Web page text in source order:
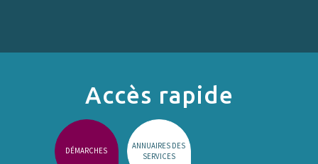
Accès rapide
DÉMARCHES
ANNUAIRES DES
SERVICES